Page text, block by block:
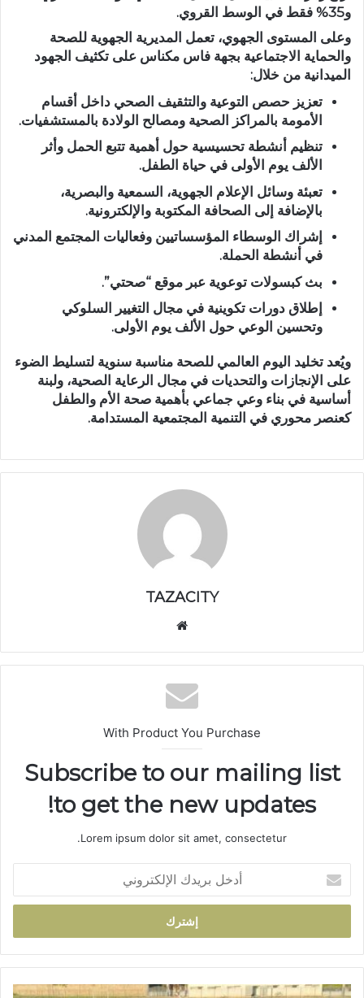
و35% فقط في الوسط القروي.
وعلى المستوى الجهوي، تعمل المديرية الجهوية للصحة
والحماية الاجتماعية بجهة فاس مكناس على تكثيف الجهود
الميدانية من خلال:
تعزيز حصص التوعية والتثقيف الصحي داخل أقسام
الأمومة بالمراكز الصحية ومصالح الولادة بالمستشفيات.
تنظيم أنشطة تحسيسية حول أهمية تتبع الحمل وأثر
الألف يوم الأولى في حياة الطفل.
تعبئة وسائل الإعلام الجهوية، السمعية والبصرية،
بالإضافة إلى الصحافة المكتوبة والإلكترونية.
إشراك الوسطاء المؤسساتيين وفعاليات المجتمع المدني
في أنشطة الحملة.
بث كبسولات توعوية عبر موقع “صحتي”.
إطلاق دورات تكوينية في مجال التغيير السلوكي
وتحسين الوعي حول الألف يوم الأولى.
ويُعد تخليد اليوم العالمي للصحة مناسبة سنوية لتسليط الضوء
على الإنجازات والتحديات في مجال الرعاية الصحية، ولبنة
أساسية في بناء وعي جماعي بأهمية صحة الأم والطفل
كعنصر محوري في التنمية المجتمعية المستدامة.
TAZACITY
الوي
ب
With Product You Purchase
Subscribe to our mailing list
to get the new updates!
Lorem ipsum dolor sit amet, consectetur.
خ
ب
ر
دا